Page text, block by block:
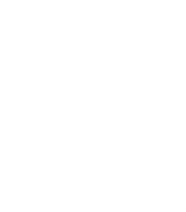
Wissenschaftler
zur Entdeckunng der